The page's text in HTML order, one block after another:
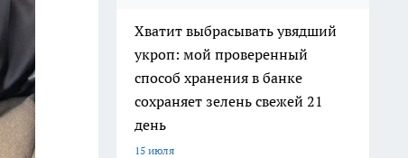
Хватит выбрасывать увядший
укроп: мой проверенный
способ хранения в банке
сохраняет зелень свежей 21
день
15 июля